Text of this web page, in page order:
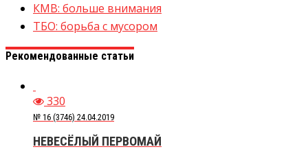
КМВ: больше внимания
ТБО: борьба с мусором
Рекомендованные статьи
330
№ 16 (3746) 24.04.2019
НЕВЕСЁЛЫЙ ПЕРВОМАЙ